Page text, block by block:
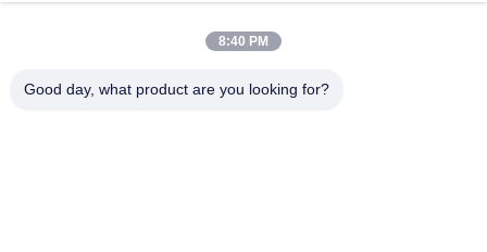
Pantone Vinyl Sticker Rol Glanzende Afwerking Ideaal voor
Reclame Promotie Decoratie Toepassingen Duurzame en
8:40 PM
Good day, what product are you looking for?